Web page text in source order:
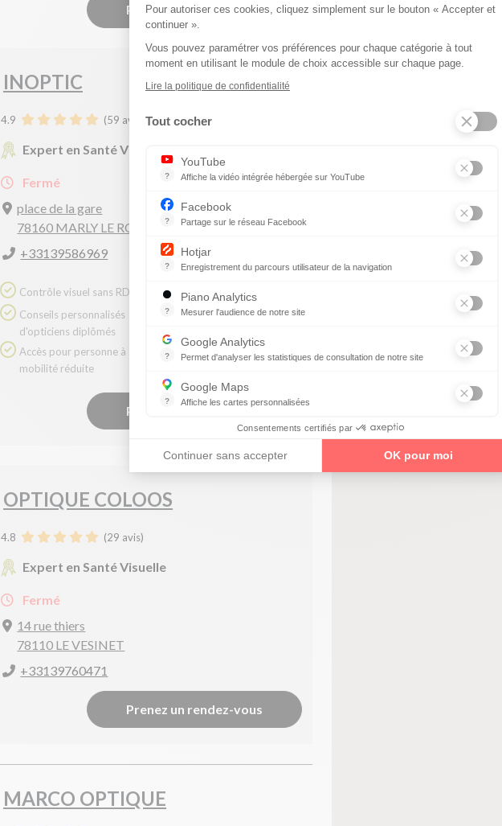
Prenez un rendez-vous
INOPTIC
4.9 (59 avis)
Expert en Santé Visuelle
Fermé
place de la gare
78160 MARLY LE ROI
+33139586969
Contrôle visuel sans RDV
d'opticiens diplômés
mobilité réduite
Parking
Carte bancaire
Prenez un rendez-vous
OPTIQUE COLOOS
4.8 (29 avis)
Expert en Santé Visuelle
Fermé
14 rue thiers
78110 LE VESINET
+33139760471
Prenez un rendez-vous
MARCO OPTIQUE
Pour autoriser ces cookies, cliquez simplement sur le bouton « Accepter et
continuer ».
Vous pouvez paramétrer vos préférences pour chaque catégorie à tout
moment en utilisant le module de choix accessible sur chaque page.
Lire la politique de confidentialité
Tout cocher
?
YouTube
Affiche la vidéo intégrée hébergée sur YouTube
?
Facebook
Partage sur le réseau Facebook
?
Hotjar
Enregistrement du parcours utilisateur de la navigation
?
Piano Analytics
Mesurer l'audience de notre site
?
Google Analytics
Permet d'analyser les statistiques de consultation de notre site
?
Google Maps
Affiche les cartes personnalisées
Consentements certifiés par
Continuer sans accepter OK pour moi